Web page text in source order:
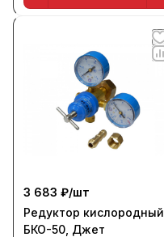
3 683 ₽/шт
Редуктор кислородный
БКО-50, Джет